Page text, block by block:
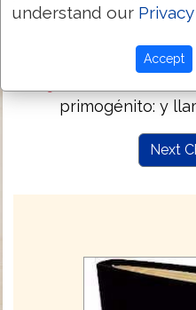
1:24 Y despertando
recibió á su mujer.
primogénito: y
Next
understand our
Accept